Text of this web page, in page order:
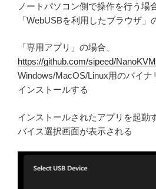
ノートパソコン側で操作を行う場
「WebUSBを利用したブラウザ」
「専用アプリ」の場合、
https://github.com/sipeed/
Windows/MacOS/Linux用のバイナ
インストールする
インストールされたアプリを起動
バイス選択画面が表示される